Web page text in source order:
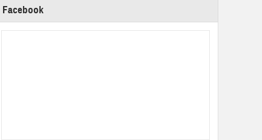
Facebook